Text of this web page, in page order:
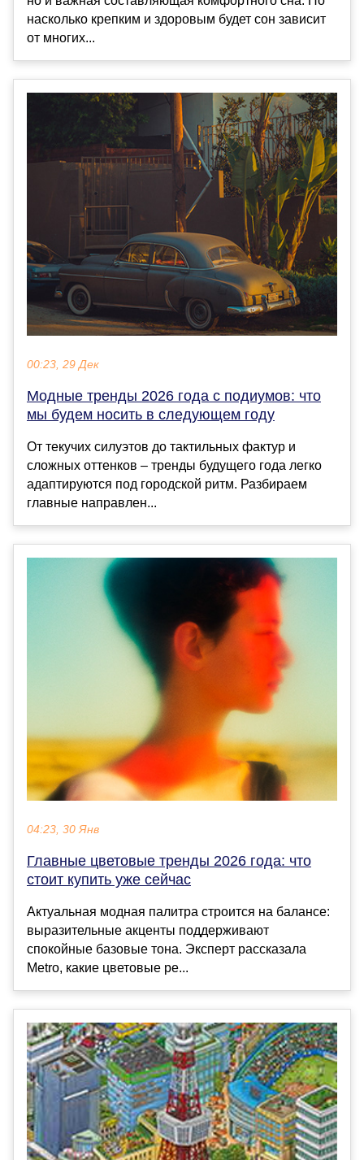
насколько крепким и здоровым будет сон зависит
от многих...
00:23, 29 Дек
Модные тренды 2026 года с подиумов: что
мы будем носить в следующем году
От текучих силуэтов до тактильных фактур и
сложных оттенков – тренды будущего года легко
адаптируются под городской ритм. Разбираем
главные направлен...
04:23, 30 Янв
Главные цветовые тренды 2026 года: что
стоит купить уже сейчас
Актуальная модная палитра строится на балансе:
выразительные акценты поддерживают
спокойные базовые тона. Эксперт рассказала
Metro, какие цветовые ре...